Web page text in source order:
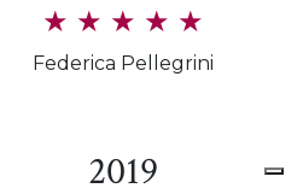
★ ★ ★ ★ ★
Federica Pellegrini
2019